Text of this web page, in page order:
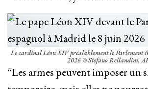
Le cardinal Léon XIV préalablement le Parlement
2026 © Stefano Rellandini,
“Les armes peuvent imposer un